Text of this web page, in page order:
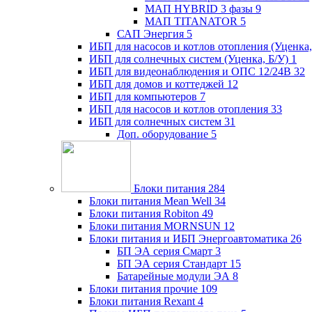
МАП HYBRID 3 фазы 9
МАП TITANATOR 5
САП Энергия 5
ИБП для насосов и котлов отопления
ИБП для солнечных систем (Уценка, Б/У) 1
ИБП для видеонаблюдения и ОПС 12/24В 32
ИБП для домов и коттеджей 12
ИБП для компьютеров 7
ИБП для насосов и котлов отопления 33
ИБП для солнечных систем 31
Доп. оборудование 5
Блоки питания 284
Блоки питания Mean Well 34
Блоки питания Robiton 49
Блоки питания MORNSUN 12
Блоки питания и ИБП Энергоавтоматика 26
БП ЭА серия Смарт 3
БП ЭА серия Стандарт 15
Батарейные модули ЭА 8
Блоки питания прочие 109
Блоки питания Rexant 4